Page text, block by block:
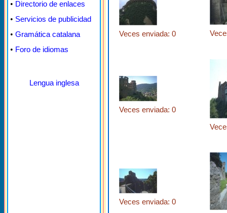
• Directorio de enlaces
• Servicios de publicidad
• Gramática catalana
• Foro de idiomas
Lengua inglesa
Veces enviada: 0
Veces enviada: 0
Veces enviada: 0